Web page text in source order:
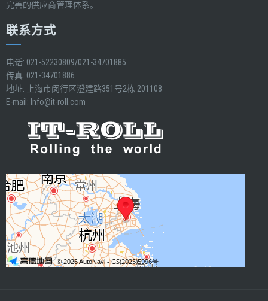
完善的供应商管理体系。
联系方式
电话: 021-52230809/021-34701885
传真: 021-34701886
地址: 上海市闵行区澄建路351号2栋 201108
E-mail: Info@it-roll.com